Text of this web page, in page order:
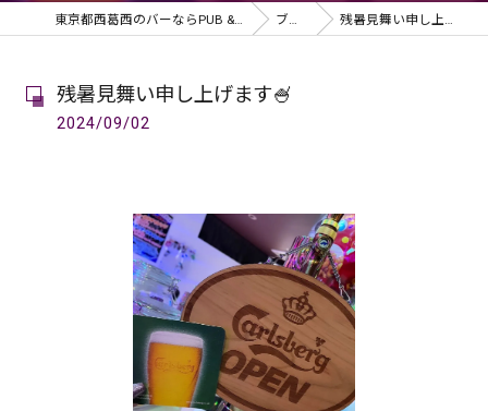
東京都西葛西のバーならPUB & BAR Lien ブログ 残暑見舞い申し上げます🍧
残暑見舞い申し上げます🍧
2024/09/02